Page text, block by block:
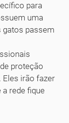
para
uma
gatos passem
proteção
Eles irão fazer
rede fique